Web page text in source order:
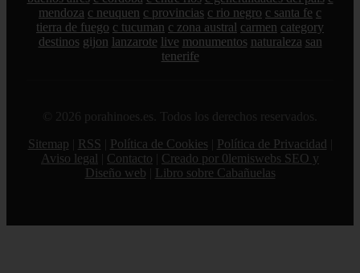
mendoza c neuquen c provincias c rio negro c santa fe c
tierra de fuego c tucuman c zona austral carmen category
destinos gijon lanzarote live monumentos naturaleza san
tenerife
© 2026 porahinoes.es. Todos los derechos reservados.
Sitemap
RSS Política de Cookies Política de Privacidad
Aviso legal
Contacto
Creado por 0lemiswebs SEO y
Diseño web
Libro sobre Cabañuelas